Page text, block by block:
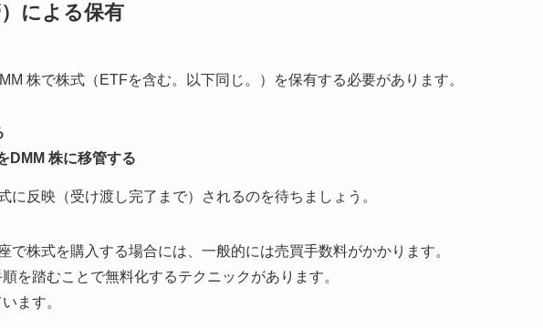
による保有
株で株式（ETFを含む。以下同じ。）を保有する必要があります。
DMM 株に移管する
に反映（受け渡し完了まで）されるのを待ちましょう。
で株式を購入する場合には、一般的には売買手数料がかかります。
を踏むことで無料化するテクニックがあります。
ます。